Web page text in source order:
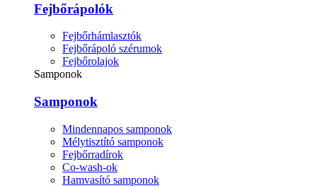
Fejbőrápolók
Fejbőrhámlasztók
Fejbőrápoló szérumok
Fejbőrolajok
Samponok
Samponok
Mindennapos samponok
Mélytisztító samponok
Fejbőrradírok
Co-wash-ok
Hamvasító samponok